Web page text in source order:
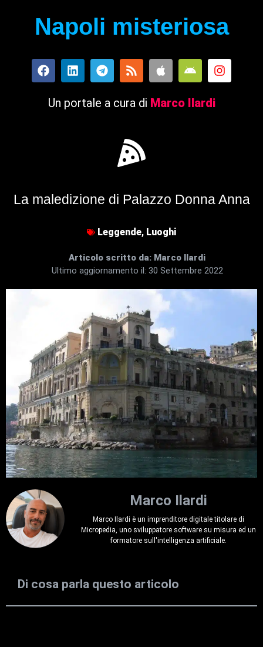
Napoli misteriosa
Un portale a cura di Marco Ilardi
La maledizione di Palazzo Donna Anna
Leggende, Luoghi
Articolo scritto da: Marco Ilardi
Ultimo aggiornamento il: 30 Settembre 2022
Marco Ilardi
Marco Ilardi è un imprenditore digitale titolare di
Micropedia, uno sviluppatore software su misura ed un
formatore sull'intelligenza artificiale.
Di cosa parla questo articolo